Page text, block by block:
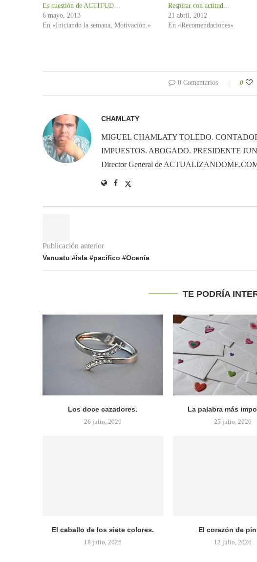
Es cuestión de ACTITUD…
6 mayo, 2013
En «Iniciando la semana, Motivación.»
Respirar con actitud…
21 abril, 2012
En «Recomendaciones»
0 Comentarios 0
CHAMLATY
MIGUEL CHAMLATY TOLEDO.
IMPUESTOS. ABOGADO. PRESIDENTE
Director General de
Publicación anterior
Vanuatu #isla #pacífico #Ocenía
TE PODRÍA
Los doce cazadores.
26 julio, 2026
La palabra más
25 julio, 2026
El caballo de los siete colores.
18 julio, 2026
El corazón de
12 julio, 2026